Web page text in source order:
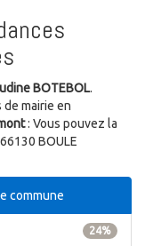
BOTEBOL.
mairie en
: Vous pouvez la
BOULE
commune
24%